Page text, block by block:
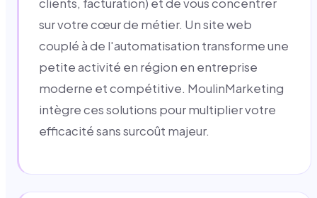
clients, facturation) et de vous concentrer
sur votre cœur de métier. Un site web
couplé à de l'automatisation transforme une
petite activité en région en entreprise
moderne et compétitive. MoulinMarketing
intègre ces solutions pour multiplier votre
efficacité sans surcoût majeur.